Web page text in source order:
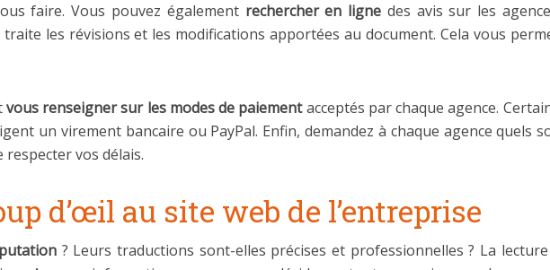
faire. Vous pouvez également rechercher en ligne des avis sur les
traite les révisions et les modifications apportées au document. Cela vous
vous renseigner sur les modes de paiementacceptés par chaque agence.
un virement bancaire ou PayPal. Enfin, demandez à chaque agence quels
respecter vos délais.
d’œil au site web de l’entreprise
? Leurs traductions sont-elles précises et professionnelles ? La